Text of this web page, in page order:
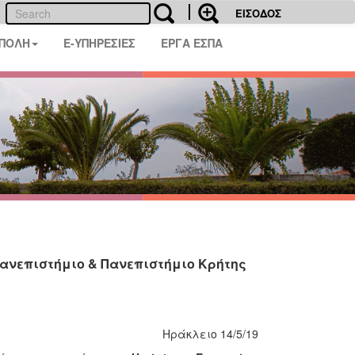
ΕΙΣΟΔΟΣ
E-ΥΠΗΡΕΣΙΕΣ ΕΡΓΑ ΕΣΠΑ
& Πανεπιστήμιο Κρήτης
14/5/19